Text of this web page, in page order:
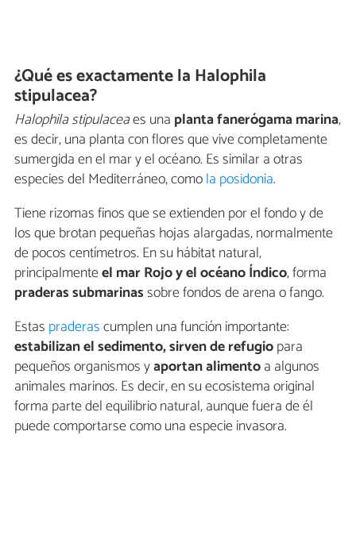
¿Qué es exactamente la Halophila
stipulacea?
Halophila stipulaceaes una planta fanerógama marina,
es decir, una planta con flores que vive completamente
sumergida en el mar y el océano. Es similar a otras
especies del Mediterráneo, comola posidonia.
Tiene rizomas finos que se extienden por el fondo y de
los que brotan pequeñas hojas alargadas, normalmente
de pocos centímetros. En su hábitat natural,
principalmenteel mar Rojo y el océano Índico, forma
praderas submarinassobre fondos de arena o fango.
Estas praderascumplen una función importante:
estabilizan el sedimento, sirven de refugiopara
pequeños organismos yaportan alimentoa algunos
animales marinos. Es decir, en su ecosistema original
forma parte del equilibrio natural, aunque fuera de él
puede comportarse como una especie invasora.